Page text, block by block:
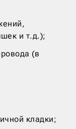
и т.д.);
(в
кладки;